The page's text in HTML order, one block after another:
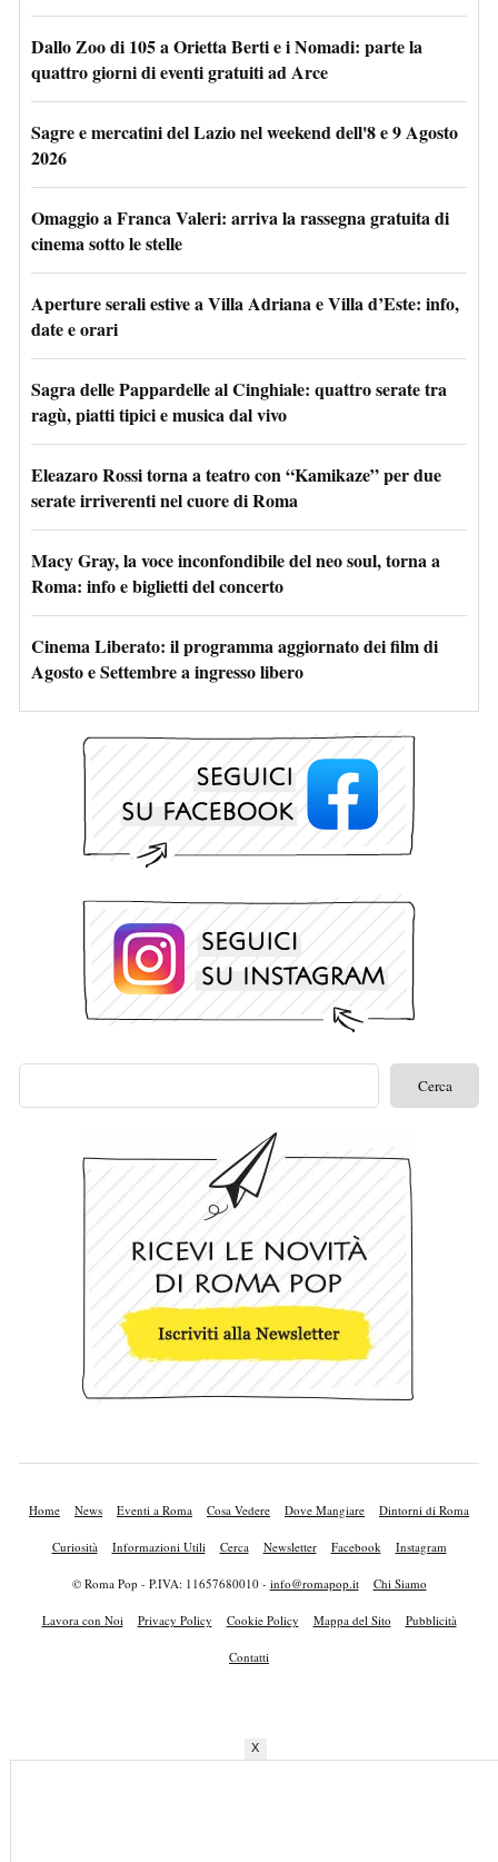
Dallo Zoo di 105 a Orietta Berti e i Nomadi: parte la
quattro giorni di eventi gratuiti ad Arce
Sagre e mercatini del Lazio nel weekend dell'8 e 9 Agosto
2026
Omaggio a Franca Valeri: arriva la rassegna gratuita di
cinema sotto le stelle
Aperture serali estive a Villa Adriana e Villa d’Este: info,
date e orari
Sagra delle Pappardelle al Cinghiale: quattro serate tra
ragù, piatti tipici e musica dal vivo
Eleazaro Rossi torna a teatro con “Kamikaze” per due
serate irriverenti nel cuore di Roma
Macy Gray, la voce inconfondibile del neo soul, torna a
Roma: info e biglietti del concerto
Cinema Liberato: il programma aggiornato dei film di
Agosto e Settembre a ingresso libero
Home News Eventi a Roma Cosa Vedere Dove Mangiare Dintorni di Roma
Curiosità Informazioni Utili Cerca Newsletter Facebook Instagram
© Roma Pop - P.IVA: 11657680010 - info@romapop.it Chi Siamo
Lavora con Noi Privacy Policy Cookie Policy Mappa del Sito Pubblicità
Contatti
X